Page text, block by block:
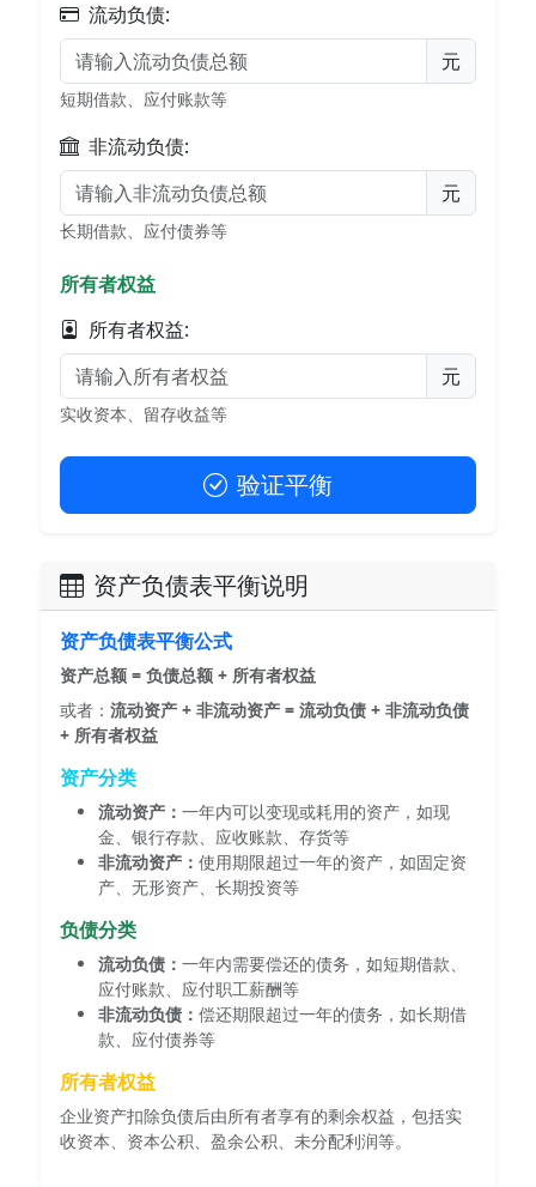
流动负债:
元
短期借款、应付账款等
非流动负债:
元
长期借款、应付债券等
所有者权益
所有者权益:
元
实收资本、留存收益等
验证平衡
资产负债表平衡说明
资产负债表平衡公式
资产总额 = 负债总额 + 所有者权益
或者： 流动资产 + 非流动资产 = 流动负债 + 非流动负债
+ 所有者权益
资产分类
流动资产： 一年内可以变现或耗用的资产，如现
金、银行存款、应收账款、存货等
非流动资产： 使用期限超过一年的资产，如固定资
产、无形资产、长期投资等
负债分类
流动负债： 一年内需要偿还的债务，如短期借款、
应付账款、应付职工薪酬等
非流动负债： 偿还期限超过一年的债务，如长期借
款、应付债券等
所有者权益
企业资产扣除负债后由所有者享有的剩余权益，包括实
收资本、资本公积、盈余公积、未分配利润等。